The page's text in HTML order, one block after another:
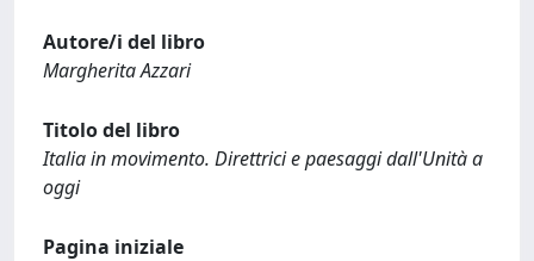
Autore/i del libro
Margherita Azzari
Titolo del libro
Italia in movimento. Direttrici e paesaggi dall'Unità a
oggi
Pagina iniziale